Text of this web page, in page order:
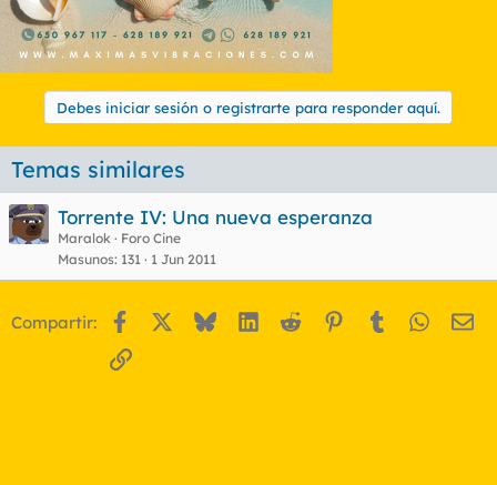
Debes iniciar sesión o registrarte para responder aquí.
Temas similares
Torrente IV: Una nueva esperanza
Maralok
Foro Cine
Masunos 131 1 Jun 2011
Compartir: Facebook BlueskyLinkedIn
Reddit Pinterest
Tumblr
Enlace